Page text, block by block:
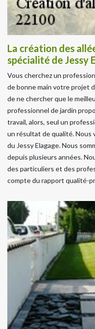
La création des
spécialité de Jessy
Vous cherchez un
de bonne main votre projet
de ne chercher que le
professionnel de jardin
travail, alors, seul un
un résultat de qualité. Nous
du Jessy Elagage. Nous
depuis plusieurs années.
des particuliers et des
compte du rapport qualité-